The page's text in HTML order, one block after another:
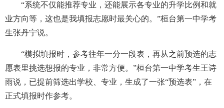
“系统不仅能推荐专业，还能展示各专业的升学比例和就
业方向等，这也是我填报志愿时最关心的。”桓台第一中学考
生张丹宁说。
“模拟填报时，参考往年一分一段表，再从之前预选的志
愿表里挑选想报的专业，非常方便。”桓台第一中学考生王诗
雨说，已提前筛选出学校、专业，生成了一张“预选表”，在
正式填报时作参考。